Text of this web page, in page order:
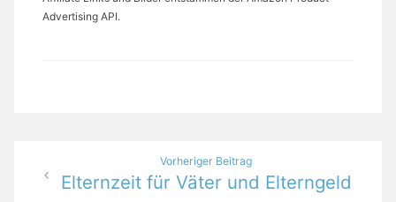
Advertising API.
Beitragsnavigation
Vorheriger Beitrag
Elternzeit für Väter und Elterngeld